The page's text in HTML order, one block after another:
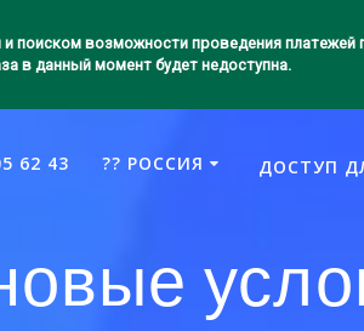
поиском возможности проведения платежей
в данный момент будет недоступна.
62 43 ?? РОССИЯ ДОСТУП